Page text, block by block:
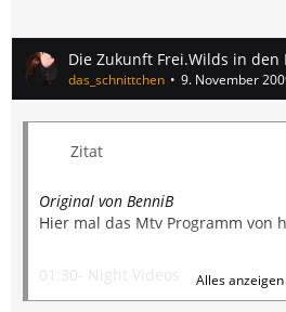
Die Zukunft Frei.Wilds in den
das_schnittchen 9. November
Zitat
Original von BenniB
Hier mal das Mtv Programm von
01:30- Night Videos
6:00 Kickstart
Alles anzeigen